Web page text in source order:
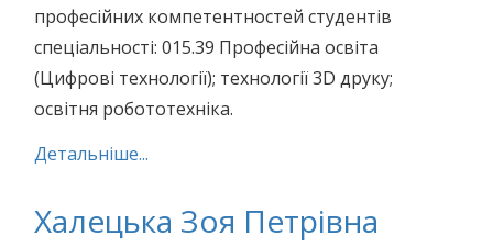
професійних компетентностей студентів
спеціальності: 015.39 Професійна освіта
(Цифрові технології); технології 3D друку;
освітня робототехніка.
Детальніше...
Халецька Зоя Петрівна